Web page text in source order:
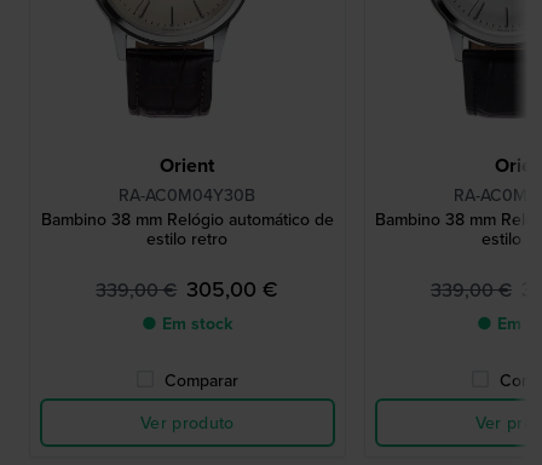
Orient
RA-AC0M04Y30B
Bambino 38 mm Relógio automático de
estilo retro
339,00 € 305,00 €
● Em stock
Comparar
Ver produto
RA-
Bambino 38 mm
estilo
339,00 €
● Em
Ver